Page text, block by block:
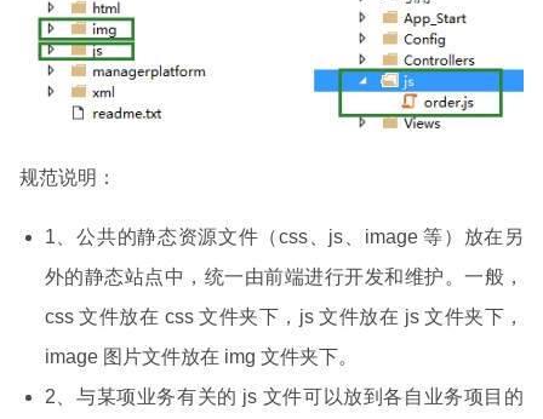
规范说明：
1、公共的静态资源文件（css、js、image 等）放在另
外的静态站点中，统一由前端进行开发和维护。一般，
css 文件放在 css 文件夹下，js 文件放在 js 文件夹下，
image 图片文件放在 img 文件夹下。
2、与某项业务有关的 js 文件可以放到各自业务项目的